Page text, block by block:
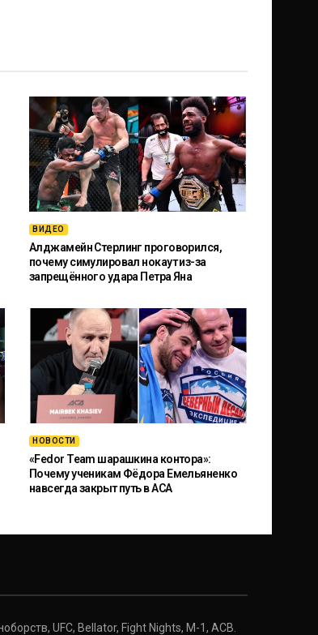
ВИДЕО
Алджамейн Стерлинг проговорился,
почему симулировал нокаут из-за
запрещённого удара Петра Яна
НОВОСТИ
«Fedor Team шарашкина контора»:
Почему ученикам Фёдора Емельяненко
навсегда закрыт путь в ACA
UFC, Bellator, Fight Nights, M-1, ACB.